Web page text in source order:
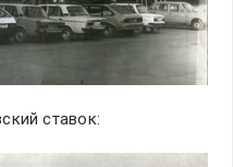
ставок: